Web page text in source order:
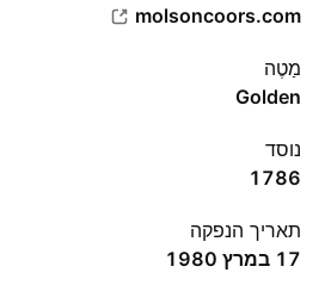
molsoncoors.com
מַטֶה
Golden
נוסד
1786
תאריך הנפקה
17 במרץ 1980